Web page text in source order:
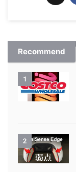
Recommend
1
2